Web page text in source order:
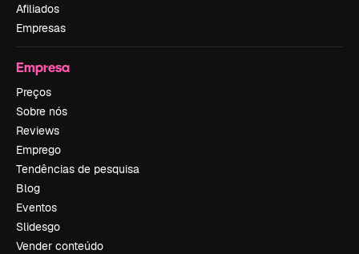
Afiliados
Empresas
Empresa
Preços
Sobre nós
Reviews
Emprego
Tendências de pesquisa
Blog
Eventos
Slidesgo
Vender conteúdo